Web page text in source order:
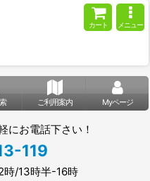
カート メニュー
ご利用案内 Myページ
にお電話下さい！
119
時/13時半-16時